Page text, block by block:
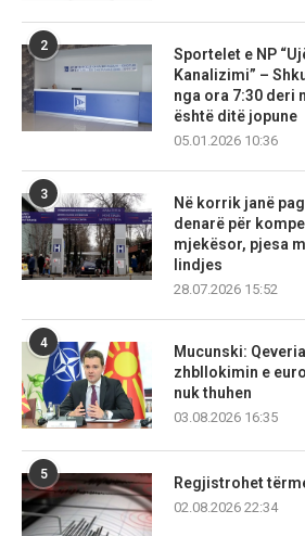
2
Sportelet e NP
Kanalizimi” –
nga ora 7:30 deri
është ditë jopune
05.01.2026 10:36
3
Në korrik janë
denarë për
mjekësor, pjesa
lindjes
28.07.2026 15:52
4
Mucunski:
zhbllokimin e
nuk thuhen
03.08.2026 16:35
5
Regjistrohet
02.08.2026 22:34